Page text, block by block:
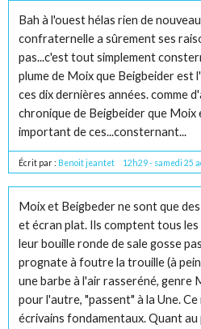
Bah à l'ouest hélas rien de
confraternelle a sûrement ses
pas...c'est tout simplement
plume de Moix que Beigbeider est
ces dix dernières années. comme
chronique de Beigbeider que Moix
important de ces...consternant...
Écrit par : Benoit jeantet 12h29- samedi 25
Moix et Beigbeder ne sont que
et écran plat. Ils comptent tous
leur bouille ronde de sale gosse
prognate à foutre la trouille (à
une barbe à l'air rasseréné, genre
pour l'autre, "passent" à la Une.
écrivains fondamentaux. Quant